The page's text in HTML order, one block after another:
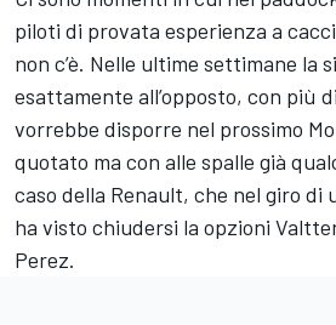
piloti di provata esperienza a
non c’è. Nelle ultime settimane la
esattamente all’opposto, con più
vorrebbe disporre nel prossimo
quotato ma con alle spalle già
caso della Renault, che nel giro di
ha visto chiudersi la opzioni
Perez.